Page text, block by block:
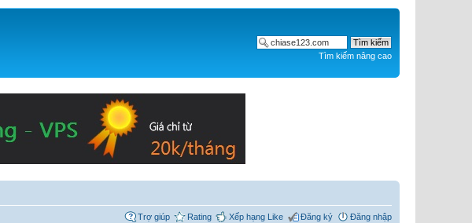
Tìm kiếm nâng cao
Trợ giúp Rating Xếp hạng Like Đăng ký Đăng nhập